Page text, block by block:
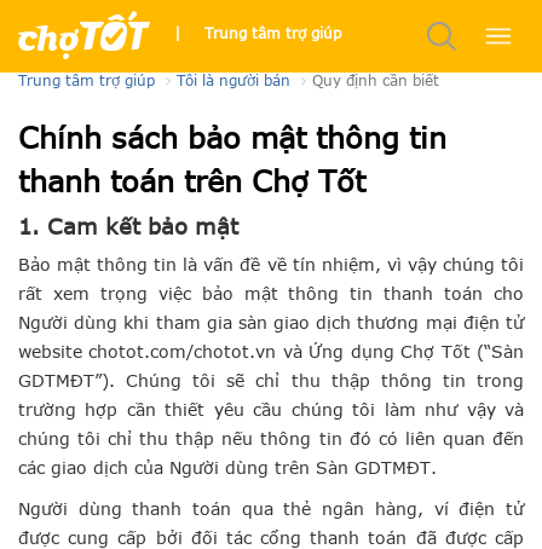
Trung tâm trợ giúp
Quy định về tính năng và dịch vụ
Trung tâm trợ giúp Tôi là người bán Quy định cần biết
Chính sách bảo mật thông tin
thanh toán trên Chợ Tốt
1. Cam kết bảo mật
Bảo mật thông tin là vấn đề về tín nhiệm, vì vậy chúng tôi
rất xem trọng việc bảo mật thông tin thanh toán cho
Người dùng khi tham gia sàn giao dịch thương mại điện tử
website chotot.com/chotot.vn và Ứng dụng Chợ Tốt (“Sàn
GDTMĐT”). Chúng tôi sẽ chỉ thu thập thông tin trong
trường hợp cần thiết yêu cầu chúng tôi làm như vậy và
chúng tôi chỉ thu thập nếu thông tin đó có liên quan đến
các giao dịch của Người dùng trên Sàn GDTMĐT.
Người dùng thanh toán qua thẻ ngân hàng, ví điện tử
được cung cấp bởi đối tác cổng thanh toán đã được cấp